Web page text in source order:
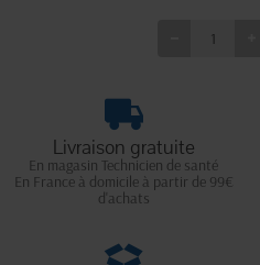
Livraison gratuite
En magasin Technicien de santé
En France à domicile à partir de 99€
d'achats